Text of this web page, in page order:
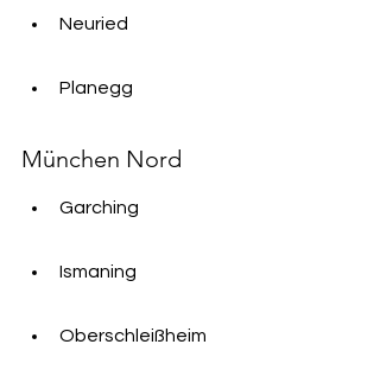
Neuried
Planegg
München Nord
Garching
Ismaning
Oberschleißheim